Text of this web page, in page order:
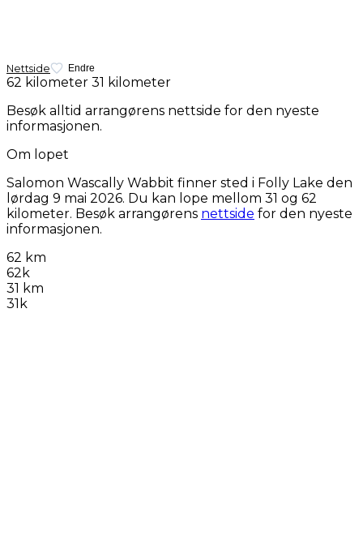
Nettside Endre
62 kilometer 31 kilometer
Besøk alltid arrangørens nettside for den nyeste
informasjonen.
Om lopet
Salomon Wascally Wabbit finner sted i Folly Lake den
lørdag 9 mai 2026. Du kan lope mellom 31 og 62
kilometer. Besøk arrangørens nettside for den nyeste
informasjonen.
62 km
62k
31 km
31k